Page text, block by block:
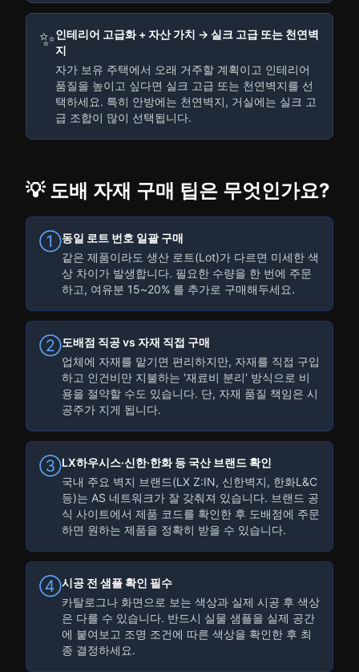
✨인테리어 고급화 + 자산 가치 → 실크 고급 또는 천연벽
지
자가 보유 주택에서 오래 거주할 계획이고 인테리어
품질을 높이고 싶다면 실크 고급 또는 천연벽지를 선
택하세요. 특히 안방에는 천연벽지, 거실에는 실크 고
급 조합이 많이 선택됩니다.
💡 도배 자재 구매 팁은 무엇인가요?
①동일 로트 번호 일괄 구매
같은 제품이라도 생산 로트(Lot)가 다르면 미세한 색
상 차이가 발생합니다. 필요한 수량을 한 번에 주문
하고, 여유분 15~20% 를 추가로 구매해두세요.
②도배점 직공 vs 자재 직접 구매
업체에 자재를 맡기면 편리하지만, 자재를 직접 구입
하고 인건비만 지불하는 '재료비 분리' 방식으로 비
용을 절약할 수도 있습니다. 단, 자재 품질 책임은 시
공주가 지게 됩니다.
③LX하우시스·신한·한화 등 국산 브랜드 확인
국내 주요 벽지 브랜드(LX Z:IN, 신한벽지, 한화L&C
등)는 AS 네트워크가 잘 갖춰져 있습니다. 브랜드 공
식 사이트에서 제품 코드를 확인한 후 도배점에 주문
하면 원하는 제품을 정확히 받을 수 있습니다.
④시공 전 샘플 확인 필수
카탈로그나 화면으로 보는 색상과 실제 시공 후 색상
은 다를 수 있습니다. 반드시 실물 샘플을 실제 공간
에 붙여보고 조명 조건에 따른 색상을 확인한 후 최
종 결정하세요.